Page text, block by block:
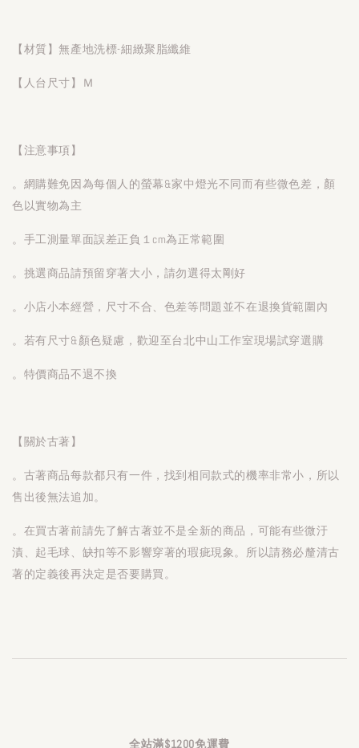
【材質】無產地洗標-細緻聚脂纖維
【人台尺寸】Ｍ
【注意事項】
。網購難免因為每個人的螢幕&家中燈光不同而有些微色差，顏
色以實物為主
。手工測量單面誤差正負１cm為正常範圍
。挑選商品請預留穿著大小，請勿選得太剛好
。小店小本經營，尺寸不合、色差等問題並不在退換貨範圍內
。若有尺寸&顏色疑慮，歡迎至台北中山工作室現場試穿選購
。特價商品不退不換
【關於古著】
。古著商品每款都只有一件，找到相同款式的機率非常小，所以
售出後無法追加。
。在買古著前請先了解古著並不是全新的商品，可能有些微汙
漬、起毛球、缺扣等不影響穿著的瑕疵現象。所以請務必釐清古
著的定義後再決定是否要購買。
全站滿$1200免運費